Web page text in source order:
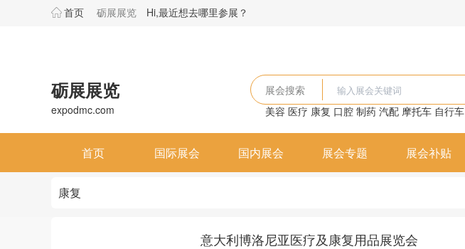
首页 砺展展览 Hi,最近想去哪里参展？
砺展展览
expodmc.com
展会搜索
美容 医疗 康复 口腔 制药 汽配 摩托车 自行车
首页 国际展会 国内展会 展会专题 展会补贴
康复
意大利博洛尼亚医疗及康复用品展览会